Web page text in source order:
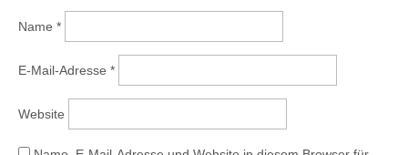
Name *
E-Mail-Adresse *
Website